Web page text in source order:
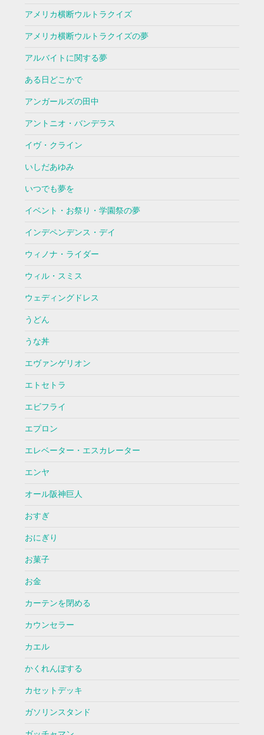
アメリカ横断ウルトラクイズ
アメリカ横断ウルトラクイズの夢
アルバイトに関する夢
ある日どこかで
アンガールズの田中
アントニオ・バンデラス
イヴ・クライン
いしだあゆみ
いつでも夢を
イベント・お祭り・学園祭の夢
インデペンデンス・デイ
ウィノナ・ライダー
ウィル・スミス
ウェディングドレス
うどん
うな丼
エヴァンゲリオン
エトセトラ
エビフライ
エプロン
エレベーター・エスカレーター
エンヤ
オール阪神巨人
おすぎ
おにぎり
お菓子
お金
カーテンを閉める
カウンセラー
カエル
かくれんぼする
カセットデッキ
ガソリンスタンド